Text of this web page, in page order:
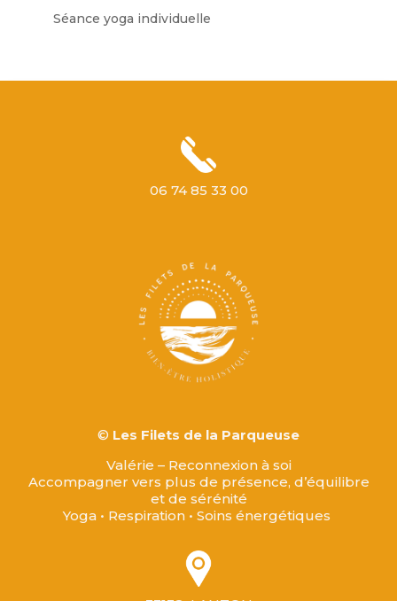
Séance yoga individuelle
06 74 85 33 00
© Les Filets de la Parqueuse
Valérie – Reconnexion à soi
Accompagner vers plus de présence, d’équilibre
et de sérénité
Yoga • Respiration • Soins énergétiques